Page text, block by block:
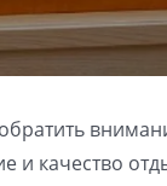
и качество